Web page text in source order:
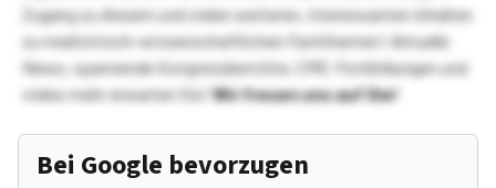
Zugang zu diesem und vielen weiteren, interessanten Inhalten
zu medizinisch-wissenschaftlichen Fachthemen! Aktuelle
News, spannende Kongressberichte, CME-Fortbildungen und
vieles mehr erwarten Sie!Wir freuen uns auf Sie!
Bei Google bevorzugen